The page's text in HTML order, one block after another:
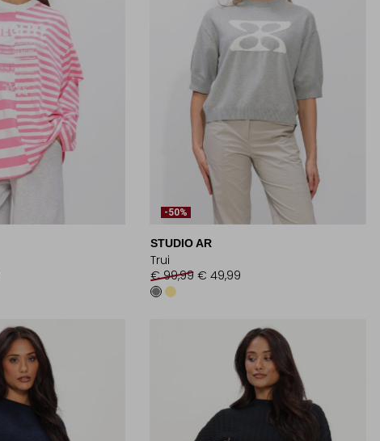
-50%
STUDIO AR
Trui
€ 99,99 € 49,99